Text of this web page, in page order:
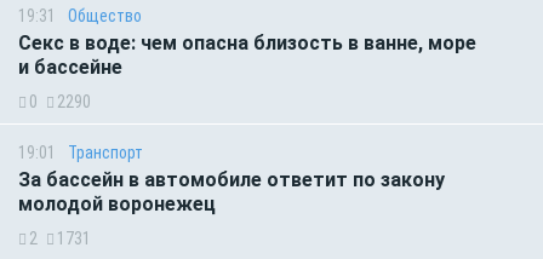
19:31 Общество
Секс в воде: чем опасна близость в ванне, море
и бассейне
0 2290
19:01 Транспорт
За бассейн в автомобиле ответит по закону
молодой воронежец
2 1731